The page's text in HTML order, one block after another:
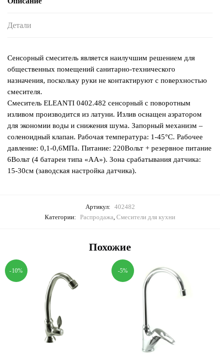
Детали
Сенсорный смеситель является наилучшим решением для
общественных помещений санитарно-технического
назначения, поскольку руки не контактируют с поверхностью
смесителя.
Смеситель ELEANTI 0402.482 сенсорный с поворотным
изливом производится из латуни. Излив оснащен аэратором
для экономии воды и снижения шума. Запорный механизм –
соленоидный клапан. Рабочая температура: 1-45°C. Рабочее
давление: 0,1-0,6МПа. Питание: 220Вольт + резервное питание
6Вольт (4 батареи типа «АА»). Зона срабатывания датчика:
15-30см (заводская настройка датчика).
Артикул: 402482
Категории: Распродажа Смесители для кухни
Похожие
-10% -5%